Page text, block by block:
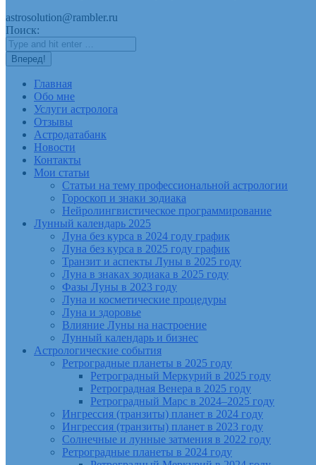
astrosolution@rambler.ru
Поиск:
Главная
Обо мне
Услуги астролога
Отзывы
Астродатабанк
Новости
Контакты
Мои статьи
Статьи на тему профессиональной астрологии
Гороскоп и знаки зодиака
Нейролингвистическое программирование
Лунный календарь 2025
Луна без курса в 2024 году график
Луна без курса в 2025 году график
Транзит и аспекты Луны в 2025 году
Луна в знаках зодиака в 2025 году
Фазы Луны в 2023 году
Луна и косметические процедуры
Луна и здоровье
Влияние Луны на настроение
Лунный календарь и бизнес
Астрологические события
Ретроградные планеты в 2025 году
Ретроградный Меркурий в 2025 году
Ретроградная Венера в 2025 году
Ретроградный Марс в 2024–2025 году
Ингрессия (транзиты) планет в 2024 году
Ингрессия (транзиты) планет в 2023 году
Солнечные и лунные затмения в 2022 году
Ретроградные планеты в 2024 году